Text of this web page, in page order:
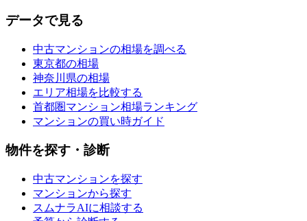
データで見る
中古マンションの相場を調べる
東京都の相場
神奈川県の相場
エリア相場を比較する
首都圏マンション相場ランキング
マンションの買い時ガイド
物件を探す・診断
中古マンションを探す
マンションから探す
スムナラAIに相談する